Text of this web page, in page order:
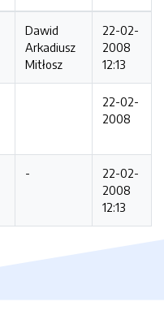
Dawid
Arkadiusz
Mitłosz
22-02-
2008
12:13
22-02-
2008
-
22-02-
2008
12:13